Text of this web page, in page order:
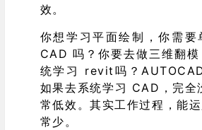
效。
你想学习平面绘制，你需要
CAD 吗？你要去做三维翻
统学习 revit吗？
如果去系统学习 CAD，完全
常低效。其实工作过程，能
常少。